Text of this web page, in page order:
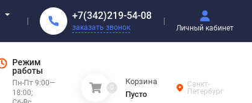
+7(342)219-54-08
заказать звонок Личный кабинет
Режим
работы
Пн-Пт 9:00—
18:00;
0
Корзина
Пусто
Санкт-
Петербург